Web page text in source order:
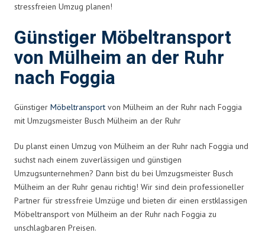
stressfreien Umzug planen!
Günstiger Möbeltransport
von Mülheim an der Ruhr
nach Foggia
Günstiger Möbeltransport von Mülheim an der Ruhr nach Foggia
mit Umzugsmeister Busch Mülheim an der Ruhr
Du planst einen Umzug von Mülheim an der Ruhr nach Foggia und
suchst nach einem zuverlässigen und günstigen
Umzugsunternehmen? Dann bist du bei Umzugsmeister Busch
Mülheim an der Ruhr genau richtig! Wir sind dein professioneller
Partner für stressfreie Umzüge und bieten dir einen erstklassigen
Möbeltransport von Mülheim an der Ruhr nach Foggia zu
unschlagbaren Preisen.